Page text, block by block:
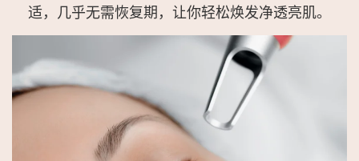
适，几乎无需恢复期，让你轻松焕发净透亮肌。